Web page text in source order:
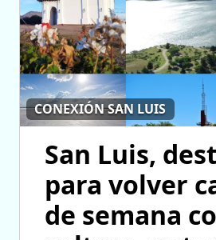
CONEXIÓN SAN LUIS
San Luis,
para volver
de semana